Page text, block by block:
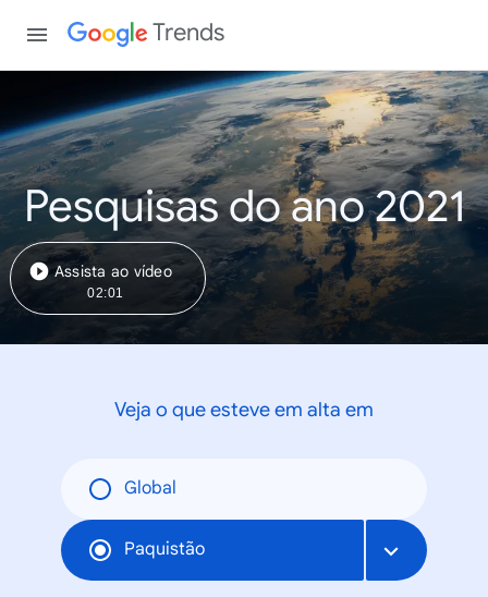
Trends
Pesquisas do ano 2021
Assista ao vídeo
02:01
Veja o que esteve em alta em
Global
Paquistão